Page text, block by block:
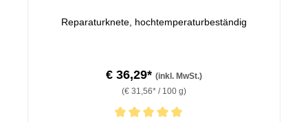
Reparaturknete, hochtemperaturbeständig
€ 36,29* (inkl. MwSt.)
(€ 31,56* / 100 g)